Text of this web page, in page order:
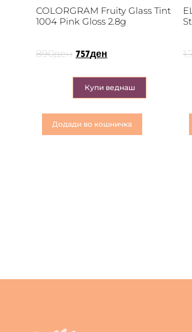
COLORGRAM Fruity Glass Tint
1004 Pink Gloss 2.8g
890ден 757ден
Купи веднаш
Додади во кошничка